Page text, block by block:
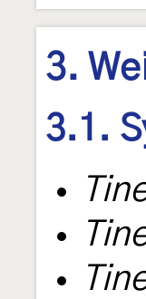
3.
3.1.